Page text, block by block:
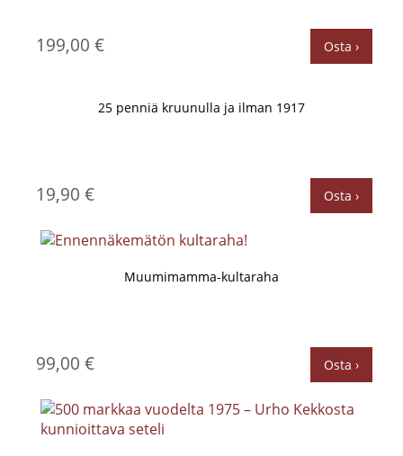
199,00 € Osta ›
25 penniä kruunulla ja ilman 1917
19,90 € Osta ›
Muumimamma-kultaraha
99,00 € Osta ›